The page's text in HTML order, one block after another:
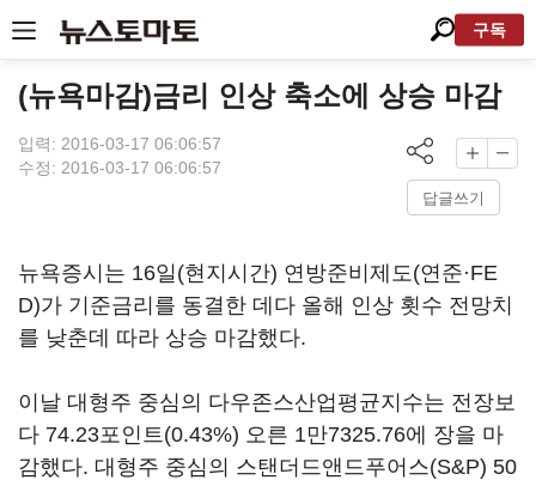
구독
(뉴욕마감)금리 인상 축소에 상승 마감
입력: 2016-03-17 06:06:57
수정: 2016-03-17 06:06:57
답글쓰기
뉴욕증시는 16일(현지시간) 연방준비제도(연준·FE
D)가 기준금리를 동결한 데다 올해 인상 횟수 전망치
를 낮춘데 따라 상승 마감했다.
이날 대형주 중심의 다우존스산업평균지수는 전장보
다 74.23포인트(0.43%) 오른 1만7325.76에 장을 마
감했다. 대형주 중심의 스탠더드앤드푸어스(S&P) 50